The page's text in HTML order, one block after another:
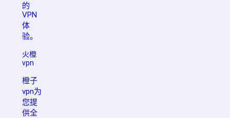
的
VPN
体
验。
火橙
vpn
橙子
vpn为
您提
供全